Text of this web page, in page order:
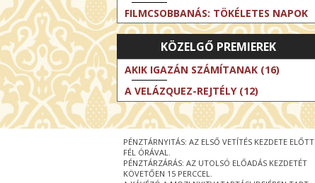
FILMCSOBBANÁS: TÖKÉLETES NAPOK
2026.08.25 19:30 - 21:45
FILMCSOBBANÁS: IFJÚSÁG
2026.08.27 19:30 - 21:30
EXHIBITION ON SCREEN: VINCENT
VAN GOGH - ÚJ LÁTÁSMÓD
2026.08.30 11:00 - 12:30
NT LIVE / DAVID IRELAND: THE FIFTH
STEP
2026.09.01 19:00 - 21:00
BERLIN ELESTE
KÖZELGŐ PREMIEREK
AKIK IGAZÁN SZÁMÍTANAK (16)
A VELÁZQUEZ-REJTÉLY (12)
PÉNZTÁRNYITÁS: AZ ELSŐ VETÍTÉS KEZDETE ELŐTT
FÉL ÓRÁVAL.
PÉNZTÁRZÁRÁS: AZ UTOLSÓ ELŐADÁS KEZDETÉT
KÖVETŐEN 15 PERCCEL.